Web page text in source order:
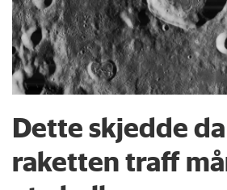
Dette skjedde
raketten traff